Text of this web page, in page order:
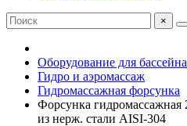
×
Оборудование для бассейна
Гидро и аэромассаж
Гидромассажная форсунка
Форсунка гидромассажная
из нерж. стали AISI-304